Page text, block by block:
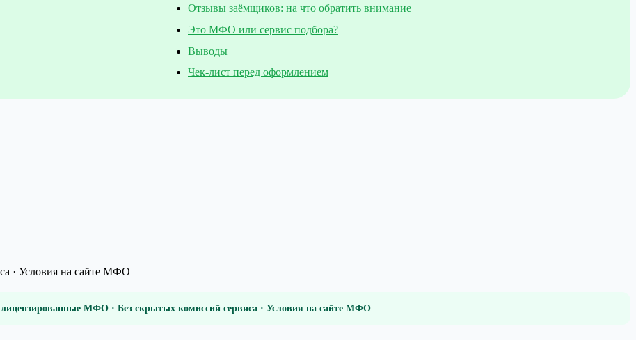
Отзывы заёмщиков: на что обратить внимание
Это МФО или сервис подбора?
Выводы
Чек-лист перед оформлением
· Условия на сайте МФО
МФО · Без скрытых комиссий сервиса · Условия на сайте МФО